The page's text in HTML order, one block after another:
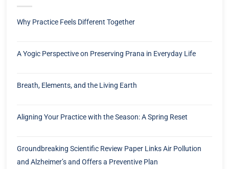
Why Practice Feels Different Together
A Yogic Perspective on Preserving Prana in Everyday Life
Breath, Elements, and the Living Earth
Aligning Your Practice with the Season: A Spring Reset
Groundbreaking Scientific Review Paper Links Air Pollution
and Alzheimer’s and Offers a Preventive Plan